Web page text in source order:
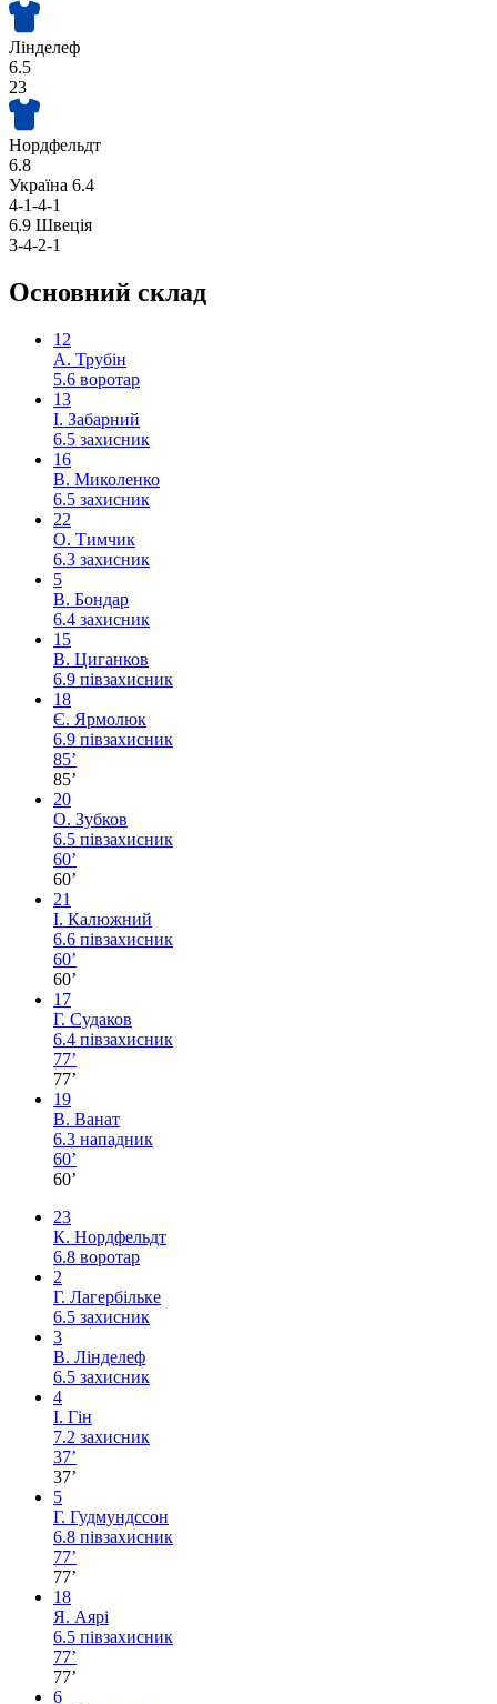
Лінделеф
6.5
23
Нордфельдт
6.8
Україна 6.4
4-1-4-1
6.9 Швеція
3-4-2-1
Основний склад
12
А. Трубін
5.6 воротар
13
І. Забарний
6.5 захисник
16
В. Миколенко
6.5 захисник
22
О. Тимчик
6.3 захисник
5
В. Бондар
6.4 захисник
15
В. Циганков
6.9 півзахисник
18
Є. Ярмолюк
6.9 півзахисник
85’
85’
20
О. Зубков
6.5 півзахисник
60’
60’
21
І. Калюжний
6.6 півзахисник
60’
60’
17
Г. Судаков
6.4 півзахисник
77’
77’
19
В. Ванат
6.3 нападник
60’
60’
23
К. Нордфельдт
6.8 воротар
2
Г. Лагербільке
6.5 захисник
3
В. Лінделеф
6.5 захисник
4
І. Гін
7.2 захисник
37’
37’
5
Г. Гудмундссон
6.8 півзахисник
77’
77’
18
Я. Аярі
6.5 півзахисник
77’
77’
6